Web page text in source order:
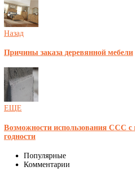
Назад
Причины заказа деревянной мебели
ЕЩЕ
Возможности использования ССС
годности
Популярные
Комментарии